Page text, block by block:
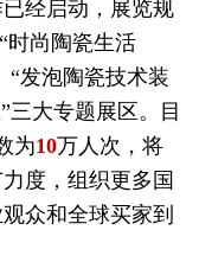
经启动，展览规
时尚陶瓷生活
“发泡陶瓷技术装
三大专题展区。目
为10万人次，将
度，组织更多国
众和全球买家到